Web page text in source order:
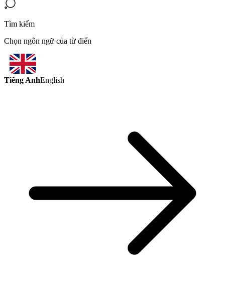
Tìm kiếm
Chọn ngôn ngữ của từ điển
Tiếng AnhEnglish